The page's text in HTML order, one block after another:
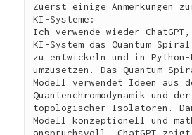
Zuerst einige Anmerkungen
KI-Systeme:
Ich verwende wieder
KI-System das Quantum
zu entwickeln und in Python-
umzusetzen. Das Quantum
Modell verwendet Ideen aus
Quantenchromodynamik und
topologischer Isolatoren.
Modell konzeptionell und